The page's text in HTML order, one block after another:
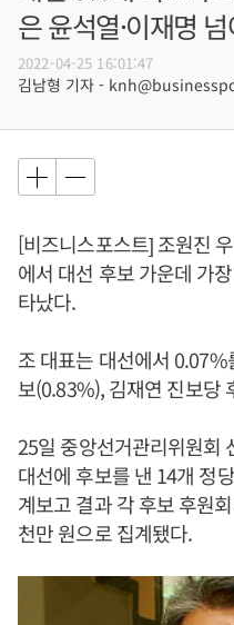
은 윤석열·이재명
2022-04-25 16:01:47
김남형 기자 -
[비즈니스포스트] 조원진
에서 대선 후보 가운데 가
타났다.
조 대표는 대선에서
보(0.83%), 김재연 진보당
25일 중앙선거관리위원회
대선에 후보를 낸 14개 정
계보고 결과 각 후보 후원
천만 원으로 집계됐다.